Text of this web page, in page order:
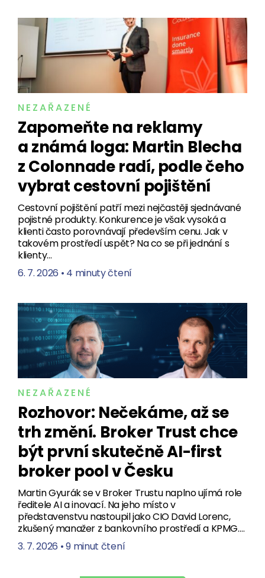
NEZAŘAZENÉ
Zapomeňte na reklamy
a známá loga: Martin Blecha
z Colonnade radí, podle čeho
vybrat cestovní pojištění
Cestovní pojištění patří mezi nejčastěji sjednávané
pojistné produkty. Konkurence je však vysoká a
klienti často porovnávají především cenu. Jak v
takovém prostředí uspět? Na co se při jednání s
klienty…
6. 7. 2026 • 4 minuty čtení
NEZAŘAZENÉ
Rozhovor: Nečekáme, až se
trh změní. Broker Trust chce
být první skutečně AI-first
broker pool v Česku
Martin Gyurák se v Broker Trustu naplno ujímá role
ředitele AI a inovací. Na jeho místo v
představenstvu nastoupil jako CIO David Lorenc,
zkušený manažer z bankovního prostředí a KPMG.…
3. 7. 2026 •9 minut čtení